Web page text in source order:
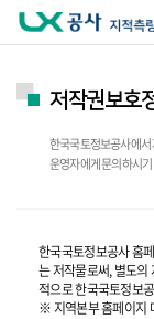
저작권보호
한국국토정보공사에서
운영자에게 문의하시
한국국토정보공사 홈
는 저작물로써, 별도의
적으로 한국국토정보
※ 지역본부 홈페이지